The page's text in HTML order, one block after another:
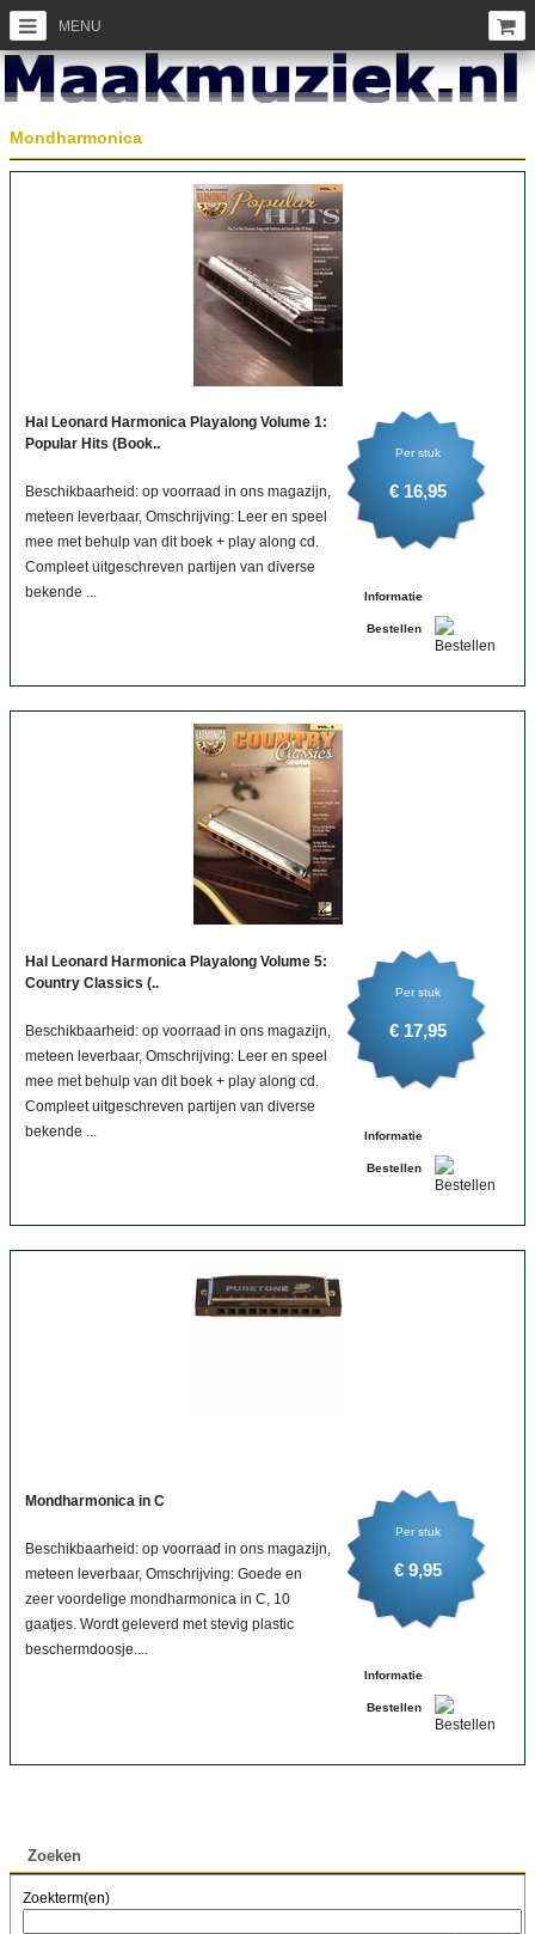
MENU
Mondharmonica
Hal Leonard Harmonica Playalong Volume 1:
Popular Hits (Book..
Beschikbaarheid: op voorraad in ons magazijn,
meteen leverbaar, Omschrijving: Leer en speel
mee met behulp van dit boek + play along cd.
Compleet uitgeschreven partijen van diverse
bekende ...
Per stuk
€ 16,95
Informatie
Bestellen
Hal Leonard Harmonica Playalong Volume 5:
Country Classics (..
Beschikbaarheid: op voorraad in ons magazijn,
meteen leverbaar, Omschrijving: Leer en speel
mee met behulp van dit boek + play along cd.
Compleet uitgeschreven partijen van diverse
bekende ...
Per stuk
€ 17,95
Informatie
Bestellen
Mondharmonica in C
Beschikbaarheid: op voorraad in ons magazijn,
meteen leverbaar, Omschrijving: Goede en
zeer voordelige mondharmonica in C, 10
gaatjes. Wordt geleverd met stevig plastic
beschermdoosje....
Per stuk
€ 9,95
Informatie
Bestellen
Zoeken
Zoekterm(en)